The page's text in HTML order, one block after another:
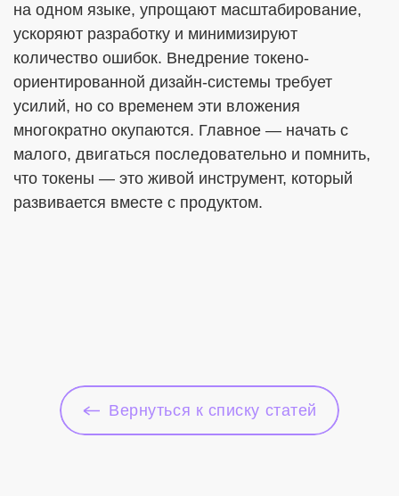
на одном языке, упрощают масштабирование,
ускоряют разработку и минимизируют
количество ошибок. Внедрение токено-
ориентированной дизайн-системы требует
усилий, но со временем эти вложения
многократно окупаются. Главное — начать с
малого, двигаться последовательно и помнить,
что токены — это живой инструмент, который
развивается вместе с продуктом.
Вернуться к списку статей